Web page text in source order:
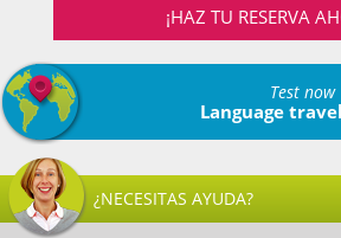
¡HAZ TU RESERVA
Test now
Language
¿NECESITAS AYUDA?